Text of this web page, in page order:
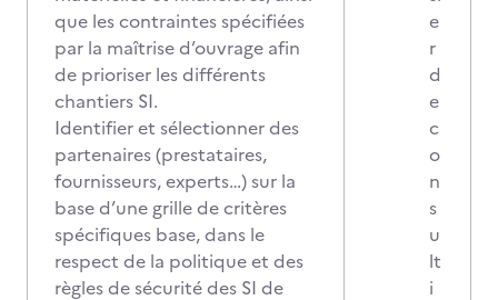
que les contraintes spécifiées
par la maîtrise d’ouvrage afin
de prioriser les différents
chantiers SI.
Identifier et sélectionner des
partenaires (prestataires,
fournisseurs, experts…) sur la
base d’une grille de critères
spécifiques base, dans le
respect de la politique et des
règles de sécurité des SI de
e
r
d
e
c
o
n
s
u
lt
i